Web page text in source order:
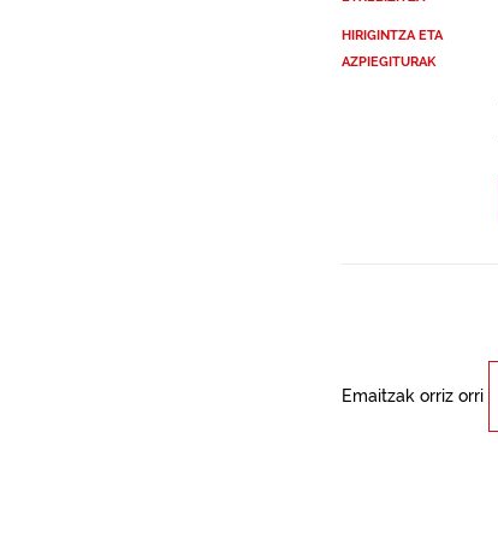
HIRIGINTZA ETA
AZPIEGITURAK
Emaitzak orriz orri